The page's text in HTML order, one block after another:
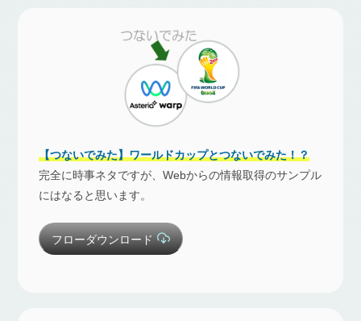
【つないでみた】ワールドカップとつないでみた！？
完全に時事ネタですが、Webからの情報取得のサンプル
にはなると思います。
フローダウンロード